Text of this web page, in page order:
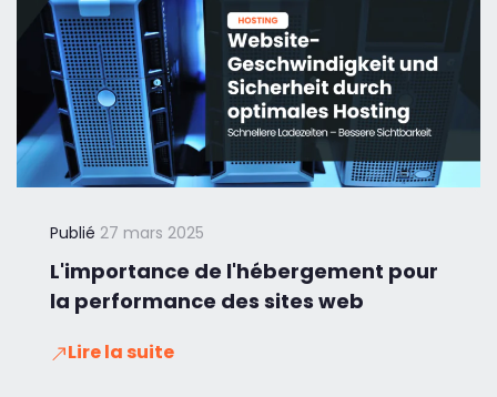
Publié 27 mars 2025
L'importance de l'hébergement pour
la performance des sites web
Lire la suite